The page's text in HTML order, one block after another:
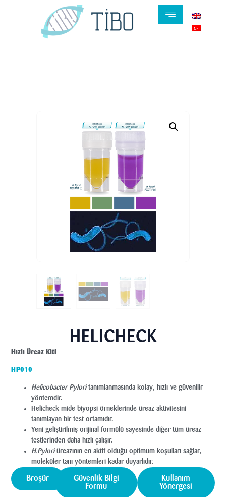
HELICHECK
Hızlı Üreaz Kiti
HP010
Helicobacter Pyloritanımlanmasında kolay, hızlı ve güvenilir
yöntemdir.
Helicheck mide biyopsi örneklerinde üreaz aktivitesini
tanımlayan bir test ortamıdır.
Yeni geliştirilmiş orijinal formülü sayesinde diğer tüm üreaz
testlerinden daha hızlı çalışır.
H.Pyloriüreazının en aktif olduğu optimum koşulları sağlar,
moleküler tanı yöntemleri kadar duyarlıdır.
Broşür
Güvenlik Bilgi
Formu
Kullanım
Yönergesi